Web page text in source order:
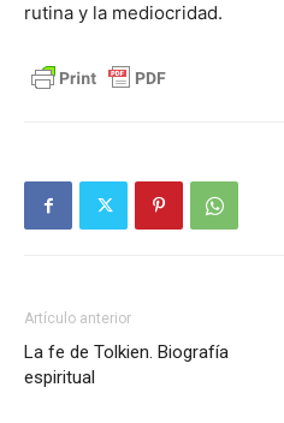
rutina y la mediocridad.
Artículo anterior
La fe de Tolkien. Biografía
espiritual